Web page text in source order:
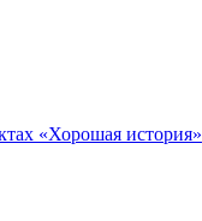
«Хорошая история»